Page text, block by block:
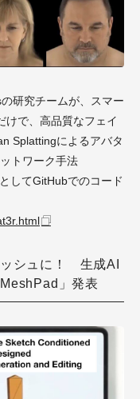
研究チームが、スマー
けで、高品質なフェイ
Splattingによるアバタ
トワーク手法
してGitHubでのコード
シュに！ 生成AI
」発表